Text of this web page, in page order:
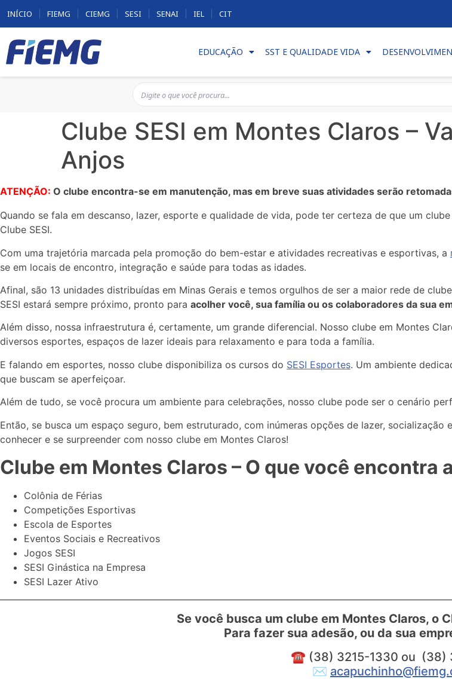
INÍCIO FIEMG CIEMG SESI SENAI IEL CIT
EDUCAÇÃO SST E QUALIDADE VIDA
Clube SESI em Montes Claros –
Anjos
ATENÇÃO: O clube encontra-se em manutenção, mas em breve suas atividades serão
Quando se fala em descanso, lazer, esporte e qualidade de vida, pode ter certeza de que um
Clube SESI.
Com uma trajetória marcada pela promoção do bem-estar e atividades recreativas e esportivas, a
se em locais de encontro, integração e saúde para todas as idades.
Afinal, são 13 unidades distribuídas em Minas Gerais e temos orgulhos de ser a maior rede de
SESI estará sempre próximo, pronto para acolher você, sua família ou os colaboradores da sua
Além disso, nossa infraestrutura é, certamente, um grande diferencial. Nosso clube em Montes
diversos esportes, espaços de lazer ideais para relaxamento e para toda a família.
E falando em esportes, nosso clube disponibiliza os cursos do SESI Esportes. Um ambiente
que buscam se aperfeiçoar.
Além de tudo, se você procura um ambiente para celebrações, nosso clube pode ser o cenário
Então, se busca um espaço seguro, bem estruturado, com inúmeras opções de lazer, socialização
conhecer e se surpreender com nosso clube em Montes Claros!
Clube em Montes Claros – O que você encontra
Colônia de Férias
Competições Esportivas
Escola de Esportes
Eventos Sociais e Recreativos
Jogos SESI
SESI Ginástica na Empresa
SESI Lazer Ativo
Se você busca um clube em Montes Claros, o
Para fazer sua adesão, ou da sua
☎ (38) 3215-1330 ou (38)
✉